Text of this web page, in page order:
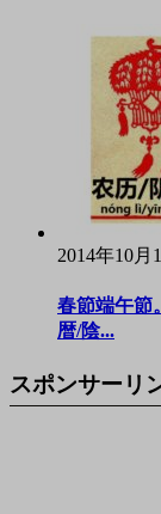
2014年10月
春節端午節
暦/陰...
スポンサーリ